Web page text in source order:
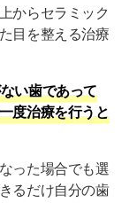
からセラミック
目を整える治療
い歯であって
度治療を行うと
った場合でも選
るだけ自分の歯